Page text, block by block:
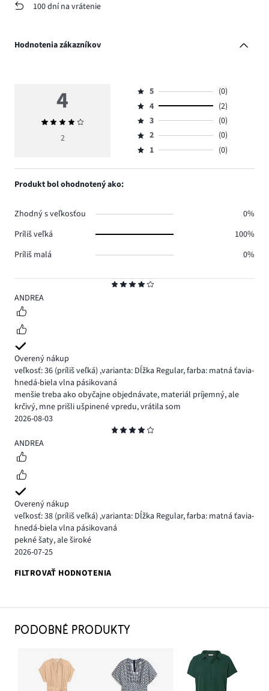
100 dní na vrátenie
Hodnotenia zákazníkov
4
ANDREA
Overený nákup
veľkosť: 36 (príliš veľká) ,varianta: Dĺžka Regular,farba: matná ťavia-
hnedá-biela vlna pásikovaná
menšie treba ako obyčajne objednávate, materiál príjemný, ale
krčivý, mne prišli ušpinené vpredu, vrátila som
2026-08-03
4
ANDREA
Overený nákup
veľkosť: 38 (príliš veľká) ,varianta: Dĺžka Regular,farba: matná ťavia-
hnedá-biela vlna pásikovaná
pekné šaty, ale široké
2026-07-25
FILTROVAŤ HODNOTENIA
4
Priemerné
hodnotenie
2
Hodnotenie
5,
počet
hlasov
0.
5
(0)
Hodnotenie
4,
počet
hlasov
4
(2)
Hodnotenie
3,
počet
3
(0)
Hodnotenie
2,
2
(0)
Hodnotenie
1,
1 (0)
Produkt bol ohodnotený ako:
Zhodný s veľkosťou
0%
Príliš veľká
100%
Príliš malá
0%
PODOBNÉ PRODUKTY